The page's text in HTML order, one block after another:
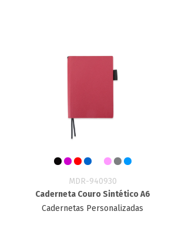
MDR-940930
Caderneta Couro Sintético A6
Cadernetas Personalizadas